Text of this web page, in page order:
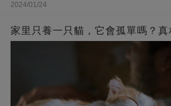
2024/01/24
家里只養一只貓，它會孤單嗎？真